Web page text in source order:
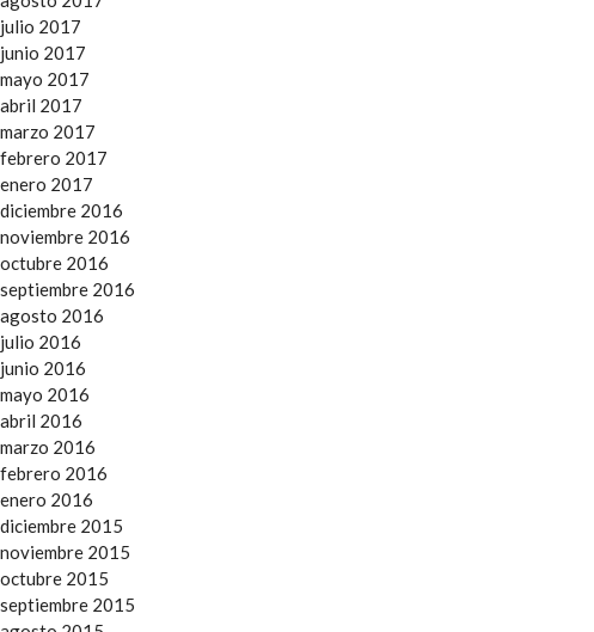
julio 2017
junio 2017
mayo 2017
abril 2017
marzo 2017
febrero 2017
enero 2017
diciembre 2016
noviembre 2016
octubre 2016
septiembre 2016
agosto 2016
julio 2016
junio 2016
mayo 2016
abril 2016
marzo 2016
febrero 2016
enero 2016
diciembre 2015
noviembre 2015
octubre 2015
septiembre 2015